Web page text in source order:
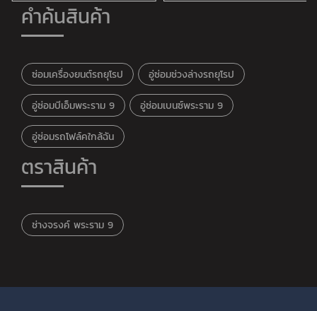
คำค้นสินค้า
ซ่อมเครื่องยนต์รถยุโรป อู่ซ่อมช่วงล่างรถยุโรป
อู่ซ่อมบีเอ็มพระราม 9 อู่ซ่อมเบนซ์พระราม 9
อู่ซ่อมรถโฟล์คใกล้ฉัน
ตราสินค้า
ช่างจรงค์ พระราม 9